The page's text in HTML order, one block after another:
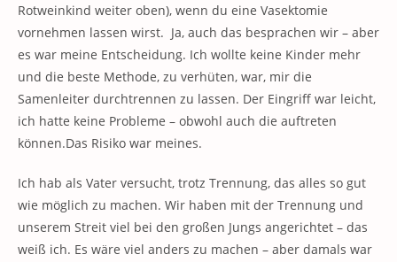
Rotweinkind weiter oben), wenn du eine Vasektomie
vornehmen lassen wirst. Ja, auch das besprachen wir – aber
es war meine Entscheidung. Ich wollte keine Kinder mehr
und die beste Methode, zu verhüten, war, mir die
Samenleiter durchtrennen zu lassen. Der Eingriff war leicht,
ich hatte keine Probleme – obwohl auch die auftreten
können.Das Risiko war meines.
Ich hab als Vater versucht, trotz Trennung, das alles so gut
wie möglich zu machen. Wir haben mit der Trennung und
unserem Streit viel bei den großen Jungs angerichtet – das
weiß ich. Es wäre viel anders zu machen – aber damals war